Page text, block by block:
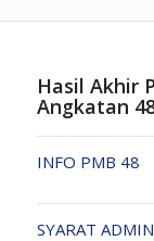
Hasil Akhir
Angkatan
INFO PMB 48
SYARAT